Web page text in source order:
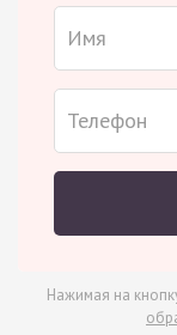
Нажимая на